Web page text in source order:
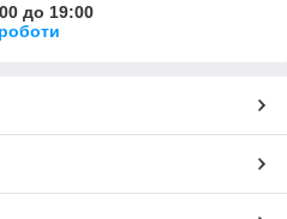
до 19:00